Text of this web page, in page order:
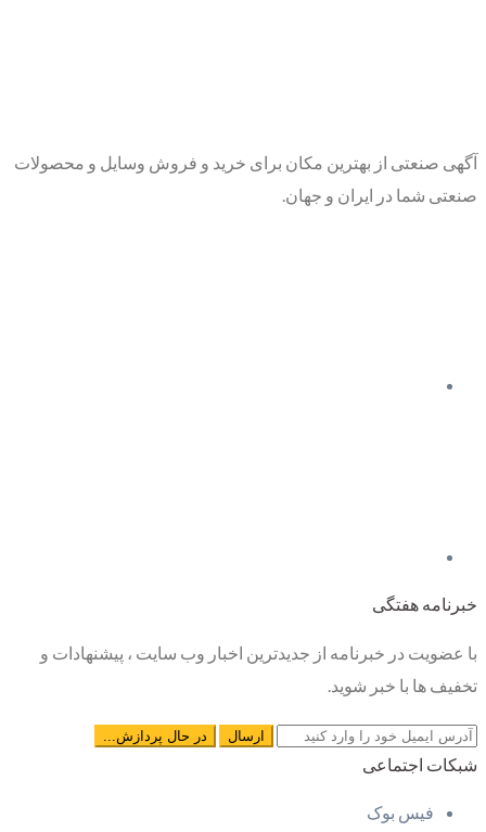
آگهی صنعتی از بهترین مکان برای خرید و فروش وسایل و محصولات
صنعتی شما در ایران و جهان.
خبرنامه هفتگی
با عضویت در خبرنامه از جدیدترین اخبار وب سایت ، پیشنهادات و
تخفیف ها با خبر شوید.
شبکات اجتماعی
فیس بوک